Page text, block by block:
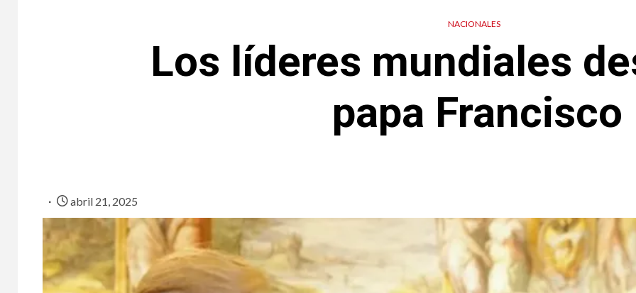
NACIONALES
Los líderes mundiales
papa Francisco
abril 21, 2025